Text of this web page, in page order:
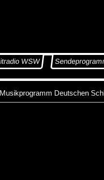
WSW
Deutschen